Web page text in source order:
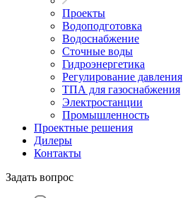
Проекты
Водоподготовка
Водоснабжение
Сточные воды
Гидроэнергетика
Регулирование давления
ТПА для газоснабжения
Электростанции
Промышленность
Проектные решения
Дилеры
Контакты
Задать вопрос